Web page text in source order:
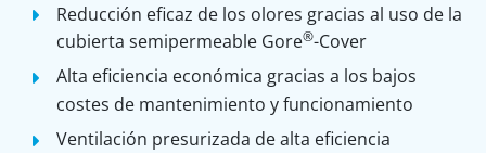
Reducción eficaz de los olores gracias al uso de la
cubierta semipermeable Gore®-Cover
Alta eficiencia económica gracias a los bajos
costes de mantenimiento y funcionamiento
Ventilación presurizada de alta eficiencia